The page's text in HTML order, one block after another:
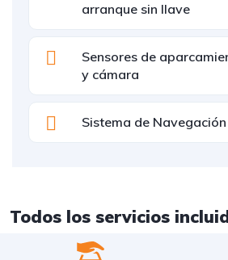
arranque sin llave
Sensores de
y cámara
Sistema de
Todos los servicios